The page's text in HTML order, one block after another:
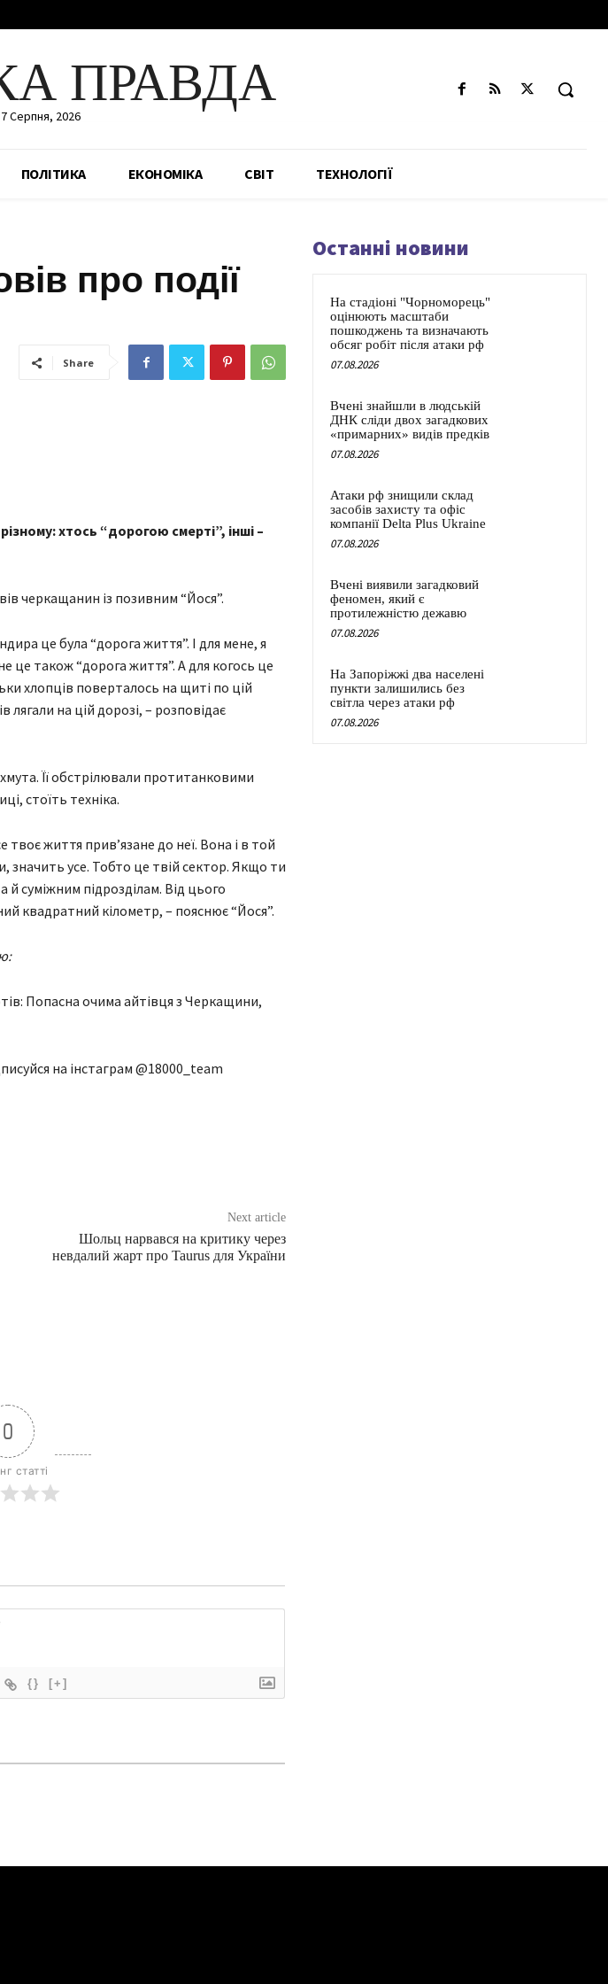
ПРАВДА
Серпня, 2026
ПОЛІТИКА ЕКОНОМІКА СВІТ ТЕХНОЛОГІЇ
про події
Share
хтось “дорогою смерті”, інші –
черкащанин із позивним “Йося”.
це була “дорога життя”. І для мене, я
це також “дорога життя”. А для когось це
хлопців поверталось на щиті по цій
лягали на цій дорозі, – розповідає
Її обстрілювали протитанковими
стоїть техніка.
твоє життя прив’язане до неї. Вона і в той
значить усе. Тобто це твій сектор. Якщо ти
й суміжним підрозділам. Від цього
квадратний кілометр, – пояснює “Йося”.
Попасна очима айтівця з Черкащини,
на інстаграм @18000_team
Next article
Шольц нарвався на критику через
невдалий жарт про Taurus для України
0
статті
{} [+]
Останні новини
На стадіоні "Чорноморець"
оцінюють масштаби
пошкоджень та визначають
обсяг робіт після атаки рф
07.08.2026
Вчені знайшли в людській
ДНК сліди двох загадкових
«примарних» видів предків
07.08.2026
Атаки рф знищили склад
засобів захисту та офіс
компанії Delta Plus Ukraine
07.08.2026
Вчені виявили загадковий
феномен, який є
протилежністю дежавю
07.08.2026
На Запоріжжі два населені
пункти залишились без
світла через атаки рф
07.08.2026